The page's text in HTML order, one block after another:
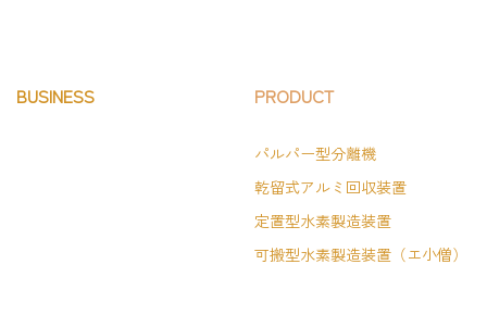
BUSINESS PRODUCT
パルパー型分離機
乾留式アルミ回収装置
定置型水素製造装置
可搬型水素製造装置（エ小僧）